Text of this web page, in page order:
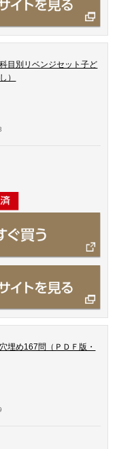
目別リベンジセット子ど
）
埋め167問（ＰＤＦ版・